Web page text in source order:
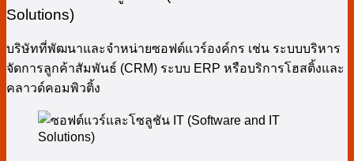
Solutions)
บริษัทที่พัฒนาและจำหน่ายซอฟต์แวร์องค์กร เช่น ระบบบริหาร
จัดการลูกค้าสัมพันธ์ (CRM) ระบบ ERP หรือบริการโฮสติ้งและ
คลาวด์คอมพิวติ้ง